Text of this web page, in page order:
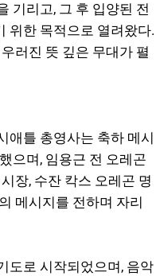
기리고, 그 후 입양된 전
위한 목적으로 열려왔다.
러진 뜻 깊은 무대가 펼
애틀 총영사는 축하 메시
으며, 임용근 전 오레곤
장, 수잔 칵스 오레곤 명
메시지를 전하며 자리
도로 시작되었으며, 음악